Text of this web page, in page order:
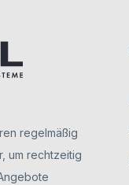
regelmäßig
um rechtzeitig